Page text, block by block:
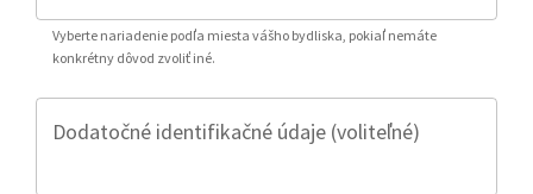
Vyberte nariadenie podľa miesta vášho bydliska, pokiaľ nemáte
konkrétny dôvod zvoliť iné.
Dodatočné identifikačné údaje (voliteľné)